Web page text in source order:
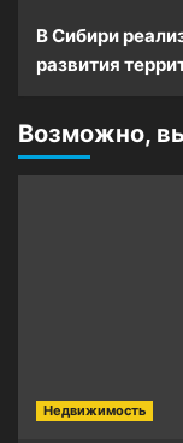
В Сибири
развития
Возможно,
Недвижимость